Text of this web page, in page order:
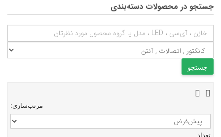
جستجو در محصولات دسته‌بندی
مرتب‌سازی:
تعداد